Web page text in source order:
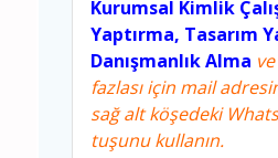
Kurumsal Kimlik
Yaptırma, Tasarım
Danışmanlık Alma
fazlası için mail
sağ alt köşedeki
tuşunu kullanın.